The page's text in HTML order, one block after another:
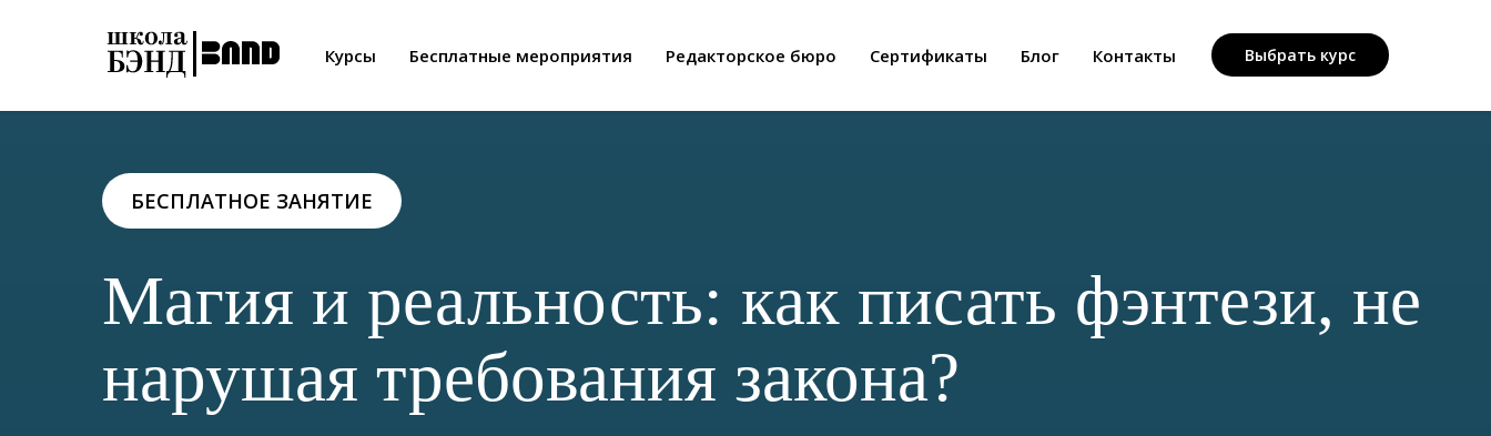
Курсы Бесплатные мероприятия Редакторское бюро Сертификаты Блог Контакты Выбрать курс
Магия и реальность: как писать фэнтези, не
нарушая требования закона?
БЕСПЛАТНОЕ ЗАНЯТИЕ